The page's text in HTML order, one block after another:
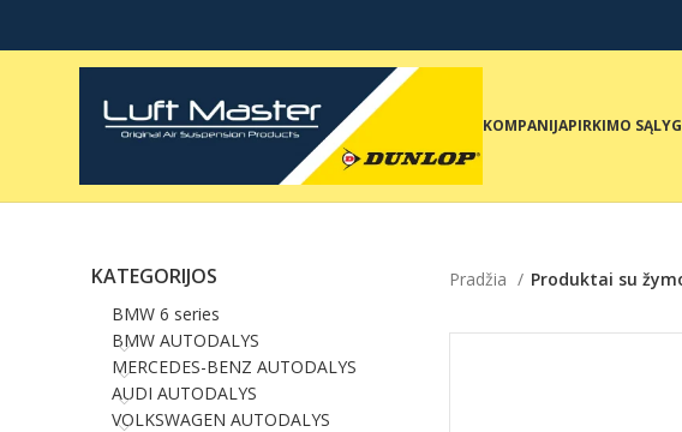
KOMPANIJAPIRKIMO
KATEGORIJOS
BMW 6 series
BMW AUTODALYS
MERCEDES-BENZ AUTODALYS
AUDI AUTODALYS
VOLKSWAGEN AUTODALYS
Pradžia Produktai su